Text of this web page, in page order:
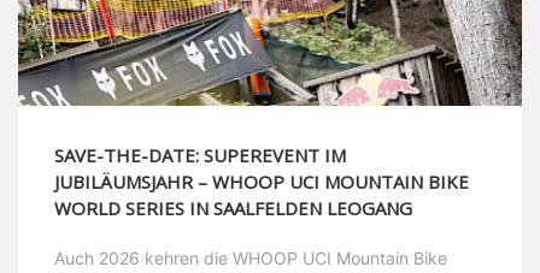
SAVE-THE-DATE: SUPEREVENT IM
JUBILÄUMSJAHR – WHOOP UCI MOUNTAIN BIKE
WORLD SERIES IN SAALFELDEN LEOGANG
Auch 2026 kehren die WHOOP UCI Mountain Bike